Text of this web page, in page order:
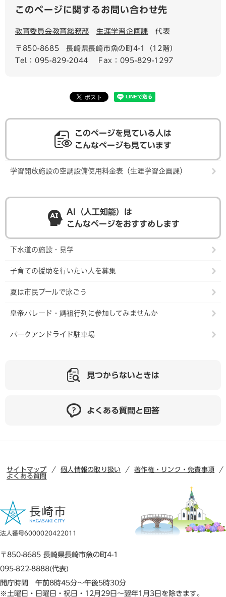
このページに関するお問い合わせ先
教育委員会教育総務部 生涯学習企画課 代表
〒850-8685
長崎県長崎市魚の町4-1（12階）
Tel：095-829-2044
Fax：095-829-1297
このページを見ている人は
こんなページも見ています
学習開放施設の空調設備使用料金表（生涯学習企画課）
AI（人工知能）は
こんなページをおすすめします
下水道の施設・見学
子育ての援助を行いたい人を募集
夏は市民プールで泳ごう
皇帝パレード・媽祖行列に参加してみませんか
パークアンドライド駐車場
見つからないときは
よくある質問と回答
サイトマップ 個人情報の取り扱い
著作権・リンク・免責事項
よくある質問
法人番号6000020422011
〒850-8685 長崎県長崎市魚の町4-1
095-822-8888(代表)
開庁時間 午前8時45分～午後5時30分
※土曜日・日曜日・祝日・12月29日～翌年1月3日を除きます。